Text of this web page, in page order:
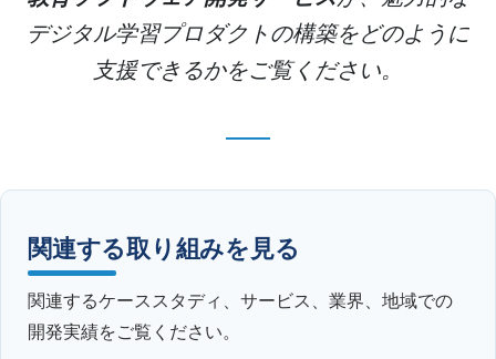
デジタル学習プロダクトの構築をどのように
支援できるかをご覧ください。
関連する取り組みを見る
関連するケーススタディ、サービス、業界、地域での
開発実績をご覧ください。